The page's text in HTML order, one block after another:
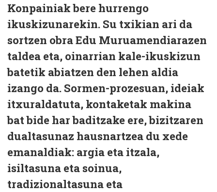
Konpainiak bere hurrengo
ikuskizunarekin. Su txikian ari da
sortzen obra Edu Muruamendiarazen
taldea eta, oinarrian kale-ikuskizun
batetik abiatzen den lehen aldia
izango da. Sormen-prozesuan, ideiak
itxuraldatuta, kontaketak makina
bat bide har baditzake ere, bizitzaren
dualtasunaz hausnartzea du xede
emanaldiak: argia eta itzala,
isiltasuna eta soinua,
tradizionaltasuna eta